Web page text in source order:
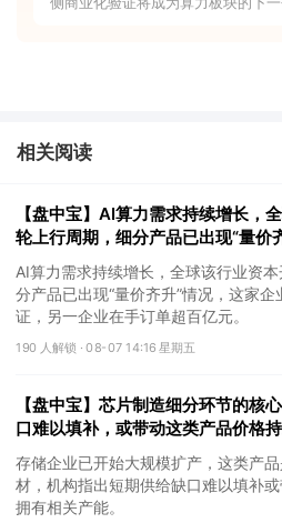
相关阅读
【盘中宝】AI算力需求持续增长，
轮上行周期，细分产品已出现“量价
单超百亿元
AI算力需求持续增长，全球该行业资
分产品已出现“量价齐升”情况，这家
证，另一企业在手订单超百亿元。
190 人解锁 ·08-07 14:16 星期五
【盘中宝】芯片制造细分环节的核
口难以填补，或带动这类产品价格
产能
存储企业已开始大规模扩产，这类产
材，机构指出短期供给缺口难以填补
拥有相关产能。